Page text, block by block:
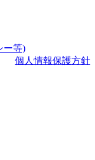
ー等)
個人情報保護方針